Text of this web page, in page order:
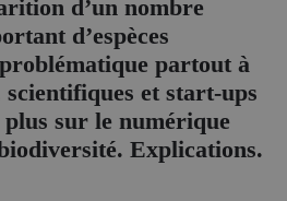
d’un nombre
d’espèces
partout à
et start-ups
sur le numérique
Explications.